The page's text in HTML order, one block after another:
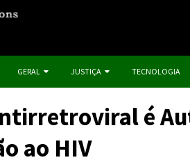
GERAL JUSTIÇA TECNOLOGIA
é
ao HIV